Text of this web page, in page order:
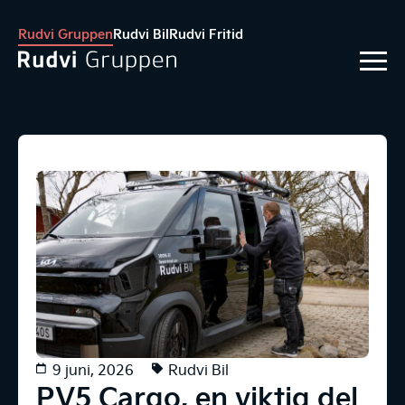
Rudvi GruppenRudvi BilRudvi Fritid
9 juni, 2026 Rudvi Bil
PV5 Cargo, en viktig del